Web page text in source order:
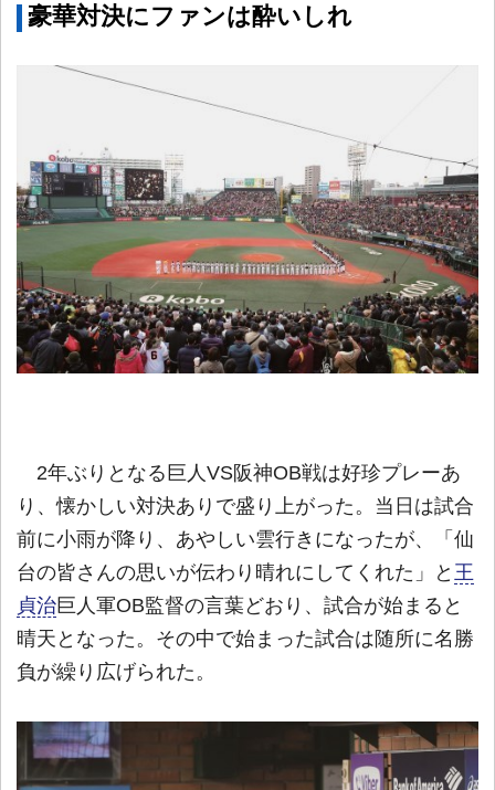
豪華対決にファンは酔いしれ
2年ぶりとなる巨人VS阪神OB戦は好珍プレーあ
り、懐かしい対決ありで盛り上がった。当日は試合
前に小雨が降り、あやしい雲行きになったが、「仙
台の皆さんの思いが伝わり晴れにしてくれた」と 王
貞治巨人軍OB監督の言葉どおり、試合が始まると
晴天となった。その中で始まった試合は随所に名勝
負が繰り広げられた。